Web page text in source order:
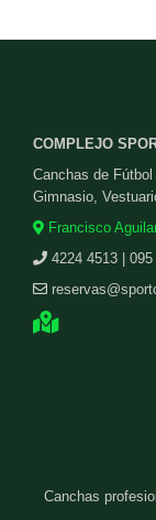
COMPLEJO
Canchas de
Gimnasio,
Francisco
4224 4513 |
Canchas